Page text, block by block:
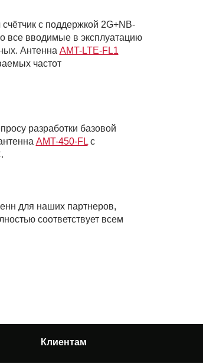
с поддержкой 2G+NB-
все вводимые в эксплуатацию
Антенна AMT-LTE-FL1
частот
разработки базовой
AMT-450-FLс
для наших партнеров,
соответствует всем
Клиентам